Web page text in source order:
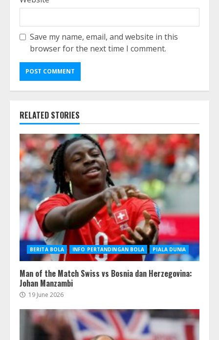
Save my name, email, and website in this
browser for the next time I comment.
RELATED STORIES
BERITA BOLA INFO PERTANDINGAN BOLA PIALA DUNIA
Man of the Match Swiss vs Bosnia dan Herzegovina:
Johan Manzambi
19 June 2026